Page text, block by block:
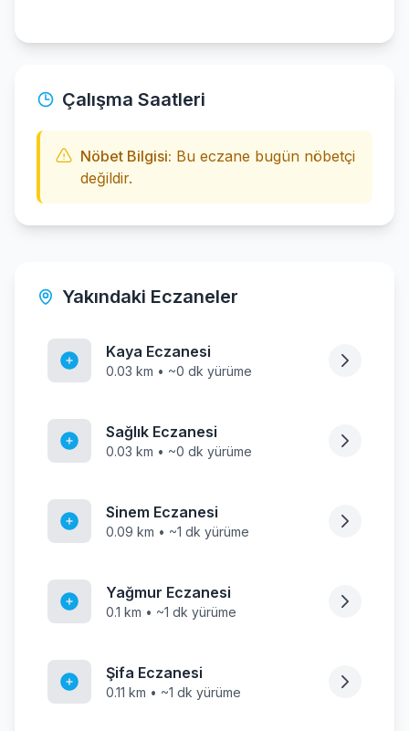
Çalışma Saatleri
Nöbet Bilgisi: Bu eczane bugün nöbetçi
değildir.
Yakındaki Eczaneler
Kaya Eczanesi
0.03 km • ~0 dk yürüme
Sağlık Eczanesi
0.03 km • ~0 dk yürüme
Sinem Eczanesi
0.09 km • ~1 dk yürüme
Yağmur Eczanesi
0.1 km • ~1 dk yürüme
Şifa Eczanesi
0.11 km • ~1 dk yürüme